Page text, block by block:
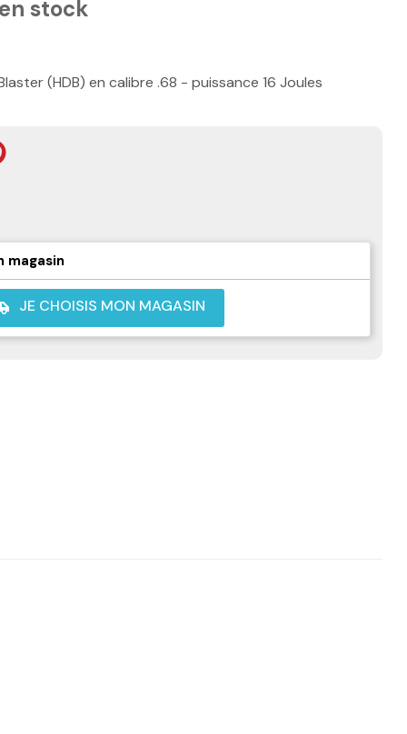
stock
(HDB) en calibre .68 - puissance 16 Joules
magasin
JE CHOISIS MON MAGASIN